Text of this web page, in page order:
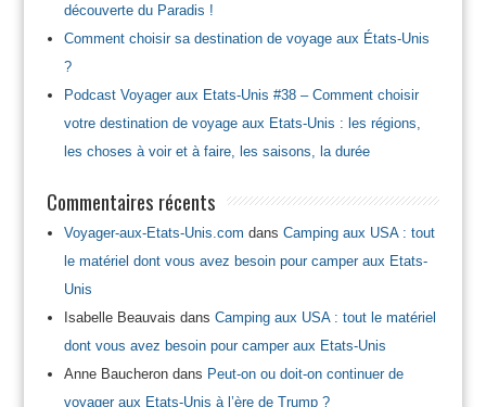
découverte du Paradis !
Comment choisir sa destination de voyage aux États-Unis
?
Podcast Voyager aux Etats-Unis #38 – Comment choisir
votre destination de voyage aux Etats-Unis : les régions,
les choses à voir et à faire, les saisons, la durée
Commentaires récents
Voyager-aux-Etats-Unis.com dans Camping aux USA : tout
le matériel dont vous avez besoin pour camper aux Etats-
Unis
Isabelle Beauvais dans Camping aux USA : tout le matériel
dont vous avez besoin pour camper aux Etats-Unis
Anne Baucherondans Peut-on ou doit-on continuer de
voyager aux Etats-Unis à l’ère de Trump ?